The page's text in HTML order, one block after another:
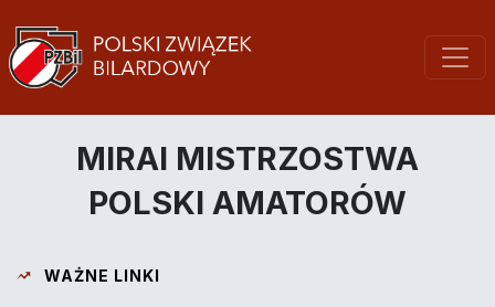
MIRAI MISTRZOSTWA
POLSKI AMATORÓW
WAŻNE LINKI